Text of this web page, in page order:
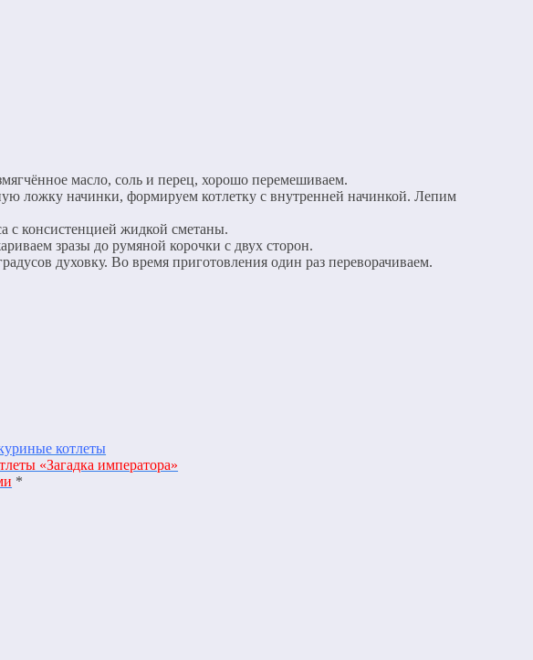
масло, соль и перец, хорошо перемешиваем.
ложку начинки, формируем котлетку с внутренней начинкой. Лепим
с консистенцией жидкой сметаны.
зразы до румяной корочки с двух сторон.
духовку. Во время приготовления один раз переворачиваем.
котлеты
«Загадка императора»
*